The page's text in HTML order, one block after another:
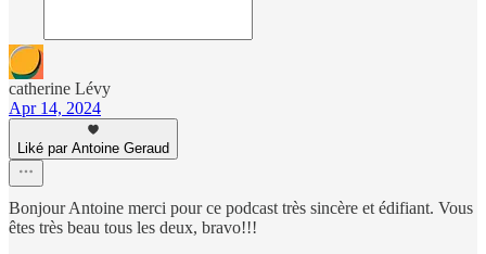
catherine Lévy
Apr 14, 2024
Liké par Antoine Geraud
Bonjour Antoine merci pour ce podcast très sincère et édifiant. Vous
êtes très beau tous les deux, bravo!!!